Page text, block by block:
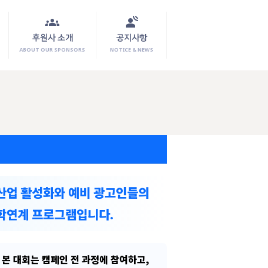
groups
후원사 소개
ABOUT OUR SPONSORS
spatial_audio
공지사항
NOTICE & NEWS
활성화와 예비 광고인들의
연계 프로그램입니다.
대회는 캠페인 전 과정에 참여하고,